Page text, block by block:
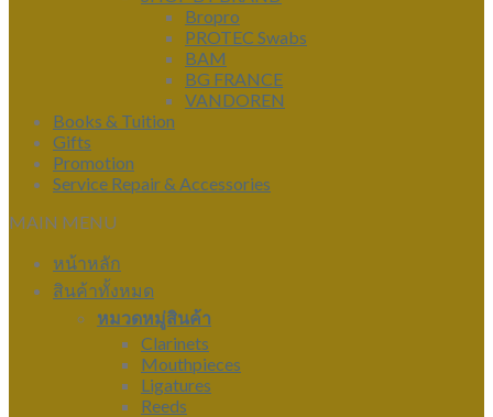
Bropro
PROTEC Swabs
BAM
BG FRANCE
VANDOREN
Books & Tuition
Gifts
Promotion
Service Repair & Accessories
MAIN MENU
หน้าหลัก
สินค้าทั้งหมด
หมวดหมู่สินค้า
Clarinets
Mouthpieces
Ligatures
Reeds